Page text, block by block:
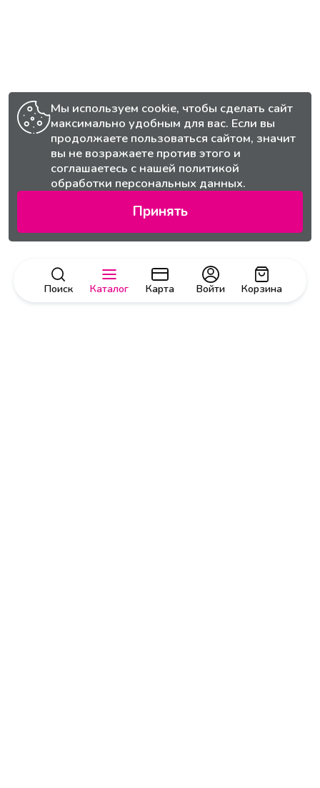
Поиск Каталог Карта Корзина
Войти
Мы используем cookie, чтобы сделать сайт
максимально удобным для вас. Если вы
продолжаете пользоваться сайтом, значит
вы не возражаете против этого и
соглашаетесь с нашей политикой
обработки персональных данных.
Принять